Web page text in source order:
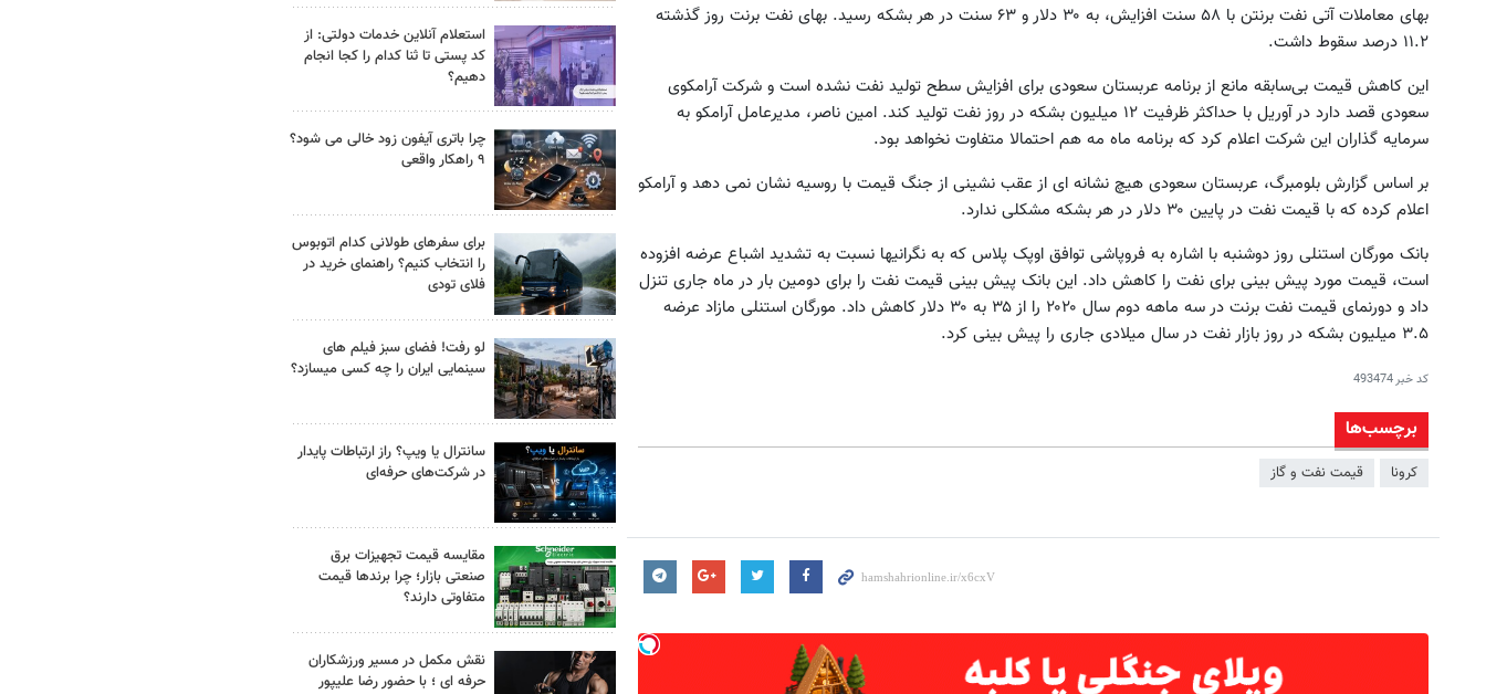
بهای معاملات آتی نفت برنتن با ۵۸ سنت افزایش، به ۳۰ دلار و ۶۳ سنت در هر بشکه رسید. بهای نفت برنت روز گذشته
۱۱.۲ درصد سقوط داشت.
این کاهش قیمت بی‌سابقه مانع از برنامه عربستان سعودی برای افزایش سطح تولید نفت نشده است و شرکت آرامکوی
سعودی قصد دارد در آوریل با حداکثر ظرفیت ۱۲ میلیون بشکه در روز نفت تولید کند. امین ناصر، مدیرعامل آرامکو به
سرمایه گذاران این شرکت اعلام کرد که برنامه ماه مه هم احتمالا متفاوت نخواهد بود.
بر اساس گزارش بلومبرگ، عربستان سعودی هیچ نشانه ای از عقب نشینی از جنگ قیمت با روسیه نشان نمی دهد و آرامکو
اعلام کرده که با قیمت نفت در پایین ۳۰ دلار در هر بشکه مشکلی ندارد.
بانک مورگان استنلی روز دوشنبه با اشاره به فروپاشی توافق اوپک پلاس که به نگرانیها نسبت به تشدید اشباع عرضه افزوده
است، قیمت مورد پیش بینی برای نفت را کاهش داد. این بانک پیش بینی قیمت نفت را برای دومین بار در ماه جاری تنزل
داد و دورنمای قیمت نفت برنت در سه ماهه دوم سال ۲۰۲۰ را از ۳۵ به ۳۰ دلار کاهش داد. مورگان استنلی مازاد عرضه
۳.۵ میلیون بشکه در روز بازار نفت در سال میلادی جاری را پیش بینی کرد.
کد خبر493474
برچسب‌ها
کرونا قیمت نفت و گاز
استعلام آنلاین خدمات دولتی: از
کد پستی تا ثنا کدام را کجا انجام
دهیم؟
چرا باتری آیفون زود خالی می شود؟
۹ راهکار واقعی
برای سفرهای طولانی کدام اتوبوس
را انتخاب کنیم؟ راهنمای خرید در
فلای تودی
لو رفت! فضای سبز فیلم های
سینمایی ایران را چه کسی میسازد؟
سانترال یا ویپ؟ راز ارتباطات پایدار
در شرکت‌های حرفه‌ای
مقایسه قیمت تجهیزات برق
صنعتی بازار؛ چرا برندها قیمت
متفاوتی دارند؟
نقش مکمل در مسیر ورزشکاران
حرفه ای ؛ با حضور رضا علیپور